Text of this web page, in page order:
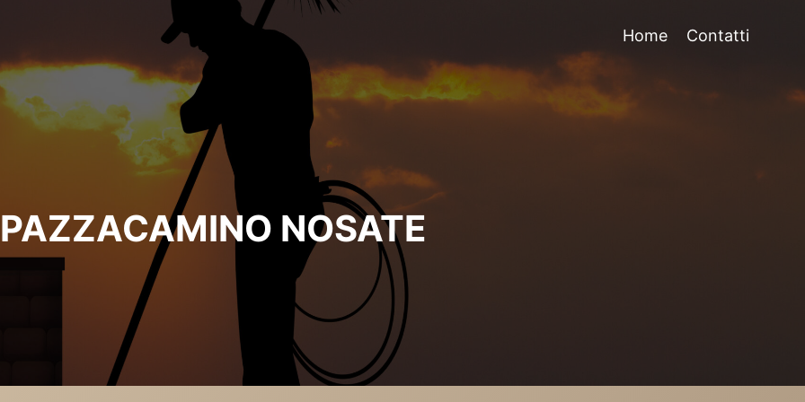
Home Contatti
NOSATE